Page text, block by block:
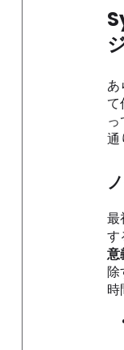
あ
て
通
最
す
意
除
時